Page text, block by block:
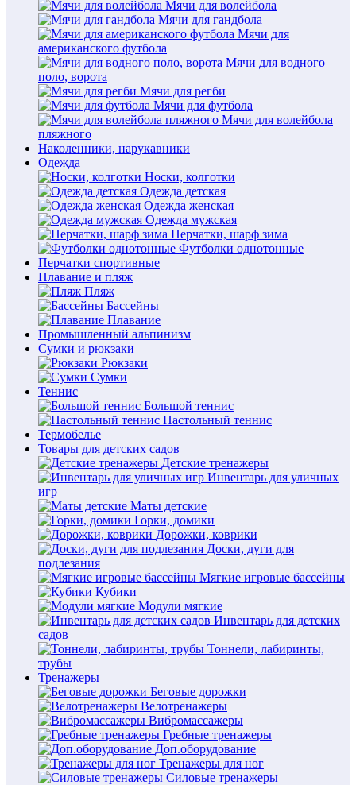
Мячи для волейбола
Мячи для гандбола
Мячи для
американского футбола
Мячи для водного
поло, ворота
Мячи для регби
Мячи для футбола
Мячи для волейбола
пляжного
Наколенники, нарукавники
Одежда
Носки, колготки
Одежда детская
Одежда женская
Одежда мужская
Перчатки, шарф зима
Футболки однотонные
Перчатки спортивные
Плавание и пляж
Пляж
Бассейны
Плавание
Промышленный альпинизм
Сумки и рюкзаки
Рюкзаки
Сумки
Теннис
Большой теннис
Настольный теннис
Термобелье
Товары для детских садов
Детские тренажеры
Инвентарь для уличных
игр
Маты детские
Горки, домики
Дорожки, коврики
Доски, дуги для
подлезания
Мягкие игровые бассейны
Кубики
Модули мягкие
Инвентарь для детских
садов
Тоннели, лабиринты,
трубы
Тренажеры
Беговые дорожки
Велотренажеры
Вибромассажеры
Гребные тренажеры
Доп.оборудование
Тренажеры для ног
Силовые тренажеры